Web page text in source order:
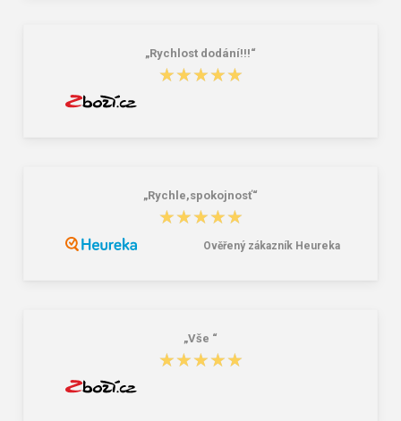
„Rychlost dodání!!!“
★★★★★
★★★★★
„Rychle,spokojnosť“
★★★★★
★★★★★
Ověřený zákazník Heureka
„Vše “
★★★★★
★★★★★